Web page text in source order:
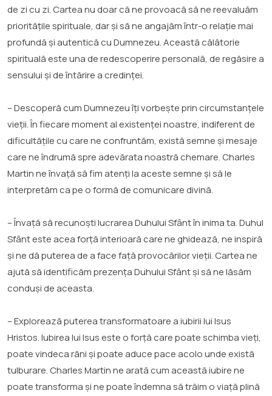
de zi cu zi. Cartea nu doar că ne provoacă să ne reevaluăm
prioritățile spirituale, dar și să ne angajăm într-o relație mai
profundă și autentică cu Dumnezeu. Această călătorie
spirituală este una de redescoperire personală, de regăsire a
sensului și de întărire a credinței.
– Descoperă cum Dumnezeu îți vorbește prin circumstanțele
vieții. În fiecare moment al existenței noastre, indiferent de
dificultățile cu care ne confruntăm, există semne și mesaje
care ne îndrumă spre adevărata noastră chemare. Charles
Martin ne învață să fim atenți la aceste semne și să le
interpretăm ca pe o formă de comunicare divină.
– Învață să recunoști lucrarea Duhului Sfânt în inima ta. Duhul
Sfânt este acea forță interioară care ne ghidează, ne inspiră
și ne dă puterea de a face față provocărilor vieții. Cartea ne
ajută să identificăm prezența Duhului Sfânt și să ne lăsăm
conduși de aceasta.
– Explorează puterea transformatoare a iubirii lui Isus
Hristos. Iubirea lui Isus este o forță care poate schimba vieți,
poate vindeca răni și poate aduce pace acolo unde există
tulburare. Charles Martin ne arată cum această iubire ne
poate transforma și ne poate îndemna să trăim o viață plină